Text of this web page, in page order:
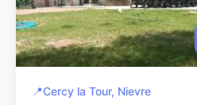
📍Cercy la Tour, Nievre